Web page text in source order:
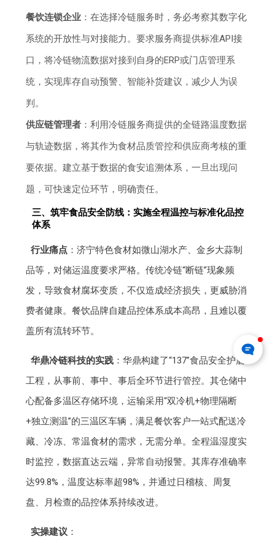
餐饮连锁企业 ：在选择冷链服务时，务必考察其数字化
系统的开放性与对接能力。要求服务商提供标准API接
口，将冷链物流数据对接到自身的ERP或门店管理系
统，实现库存自动预警、智能补货建议，减少人为误
判。
供应链管理者 ：利用冷链服务商提供的全链路温度数据
与轨迹数据，将其作为食材品质管控和供应商考核的重
要依据。建立基于数据的食安追溯体系，一旦出现问
题，可快速定位环节，明确责任。
三、筑牢食品安全防线：实施全程温控与标准化品控
体系
行业痛点：济宁特色食材如微山湖水产、金乡大蒜制
品等，对储运温度要求严格。传统冷链“断链”现象频
发，导致食材腐坏变质，不仅造成经济损失，更威胁消
费者健康。餐饮品牌自建品控体系成本高昂，且难以覆
盖所有流转环节。
华鼎冷链科技的实践：华鼎构建了“137”食品安全护盾
工程，从事前、事中、事后全环节进行管控。其仓储中
心配备多温区存储环境，运输采用“双冷机+物理隔断
+独立测温”的三温区车辆，满足餐饮客户一站式配送冷
藏、冷冻、常温食材的需求，无需分单。全程温湿度实
时监控，数据直达云端，异常自动报警。其库存准确率
达99.8%，温度达标率超98%，并通过日稽核、周复
盘、月检查的品控体系持续改进。
实操建议 ：